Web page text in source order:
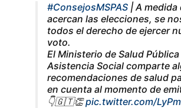
#ConsejosMSPAS | A medida
acercan las elecciones, se
todos el derecho de ejercer
voto.
El Ministerio de Salud
Asistencia Social comparte
recomendaciones de salud
en cuenta al momento de
👇🇬🇹👏pic.twitter.com/